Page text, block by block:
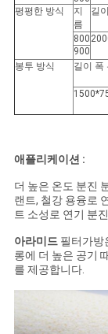
평평한 방식
지
름
길이
800
900
봉투 방식
길이 폭
애플리케이션 :
더 높은 온도 분진
랜트, 철강 용융로
트 소성로 연기 분
아라미드 필터가방
롱에 더 높은 공기
를 제공합니다.